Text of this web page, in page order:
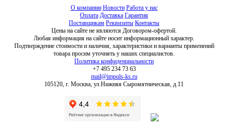
О компании Новости Работа у нас
Оплата Доставка Гарантия
Поставщикам Реквизиты Контакты
Цены на сайте не являются Договором-офертой.
Любая информация на сайте носит информационный характер.
Подтверждение стоимости и наличия, характеристики и варианты применений
товара просим уточнять у наших специалистов.
Политика конфиденциальности
+7 495 234 73 63
mail@impuls-ks.ru
105120, г. Москва, ул.Нижняя Сыромятническая, д.11